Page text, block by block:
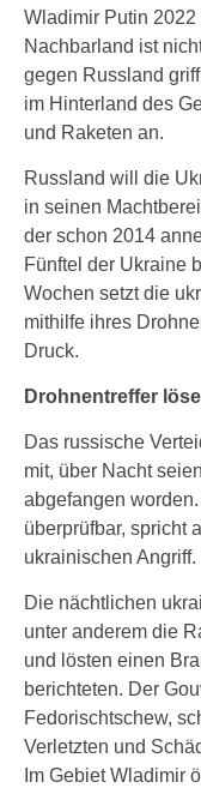
Wladimir Putin
Nachbarland ist
gegen Russland
im Hinterland des
und Raketen an.
Russland will die
in seinen
der schon 2014
Fünftel der Ukraine
Wochen setzt die
mithilfe ihres
Druck.
Drohnentreffer
Das russische
mit, über Nacht
abgefangen
überprüfbar, spricht
ukrainischen Angriff.
Die nächtlichen
unter anderem die
und lösten einen
berichteten. Der
Fedorischtschew,
Verletzten und
Im Gebiet Wladimir